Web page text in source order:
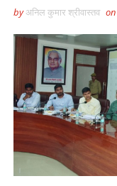
byअनिल कुमार श्रीवास्तव on